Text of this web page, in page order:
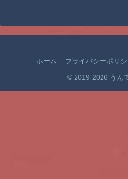
ホーム プライバシーポリシ
© 2019-2026 うん